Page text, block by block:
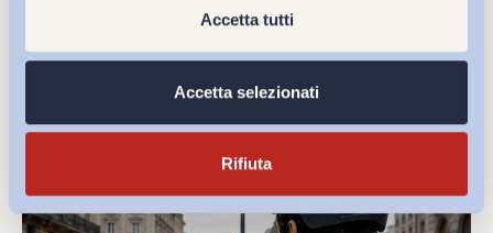
Accetta tutti
Accetta selezionati
Rifiuta
Ultimi Interventi